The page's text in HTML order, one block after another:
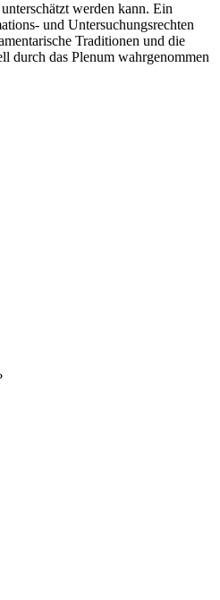
werden kann. Ein
und Untersuchungsrechten
Traditionen und die
durch das Plenum wahrgenommen